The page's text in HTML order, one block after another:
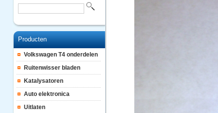
Producten
Volkswagen T4 onderdelen
Ruitenwisser bladen
Katalysatoren
Auto elektronica
Uitlaten